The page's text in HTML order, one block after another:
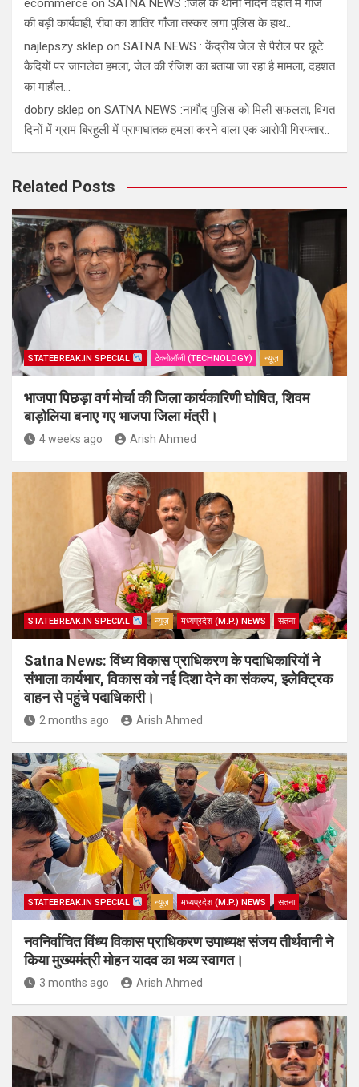
ecommerce on SATNA NEWS :जिले के थाना नादन देहात में गांजे
की बड़ी कार्यवाही, रीवा का शातिर गाँजा तस्कर लगा पुलिस के हाथ..
najlepszy sklep on SATNA NEWS : केंद्रीय जेल से पैरोल पर छूटे
कैदियों पर जानलेवा हमला, जेल की रंजिश का बताया जा रहा है मामला, दहशत
का माहौल…
dobry sklep on SATNA NEWS :नागौद पुलिस को मिली सफलता, विगत
दिनों में ग्राम बिरहुली में प्राणघातक हमला करने वाला एक आरोपी गिरफ्तार..
Related Posts
STATEBREAK.IN SPECIAL टेक्नोलॉजी (TECHNOLOGY) न्यूज़
भाजपा पिछड़ा वर्ग मोर्चा की जिला कार्यकारिणी घोषित, शिवम
बाड़ोलिया बनाए गए भाजपा जिला मंत्री।
4 weeks ago Arish Ahmed
STATEBREAK.IN SPECIAL न्यूज़ मध्यप्रदेश (M.P.) NEWS सतना
Satna News: विंध्य विकास प्राधिकरण के पदाधिकारियों ने
संभाला कार्यभार, विकास को नई दिशा देने का संकल्प, इलेक्ट्रिक
वाहन से पहुंचे पदाधिकारी।
2 months ago Arish Ahmed
STATEBREAK.IN SPECIAL न्यूज़ मध्यप्रदेश (M.P.) NEWS सतना
नवनिर्वाचित विंध्य विकास प्राधिकरण उपाध्यक्ष संजय तीर्थवानी ने
किया मुख्यमंत्री मोहन यादव का भव्य स्वागत।
3 months ago Arish Ahmed